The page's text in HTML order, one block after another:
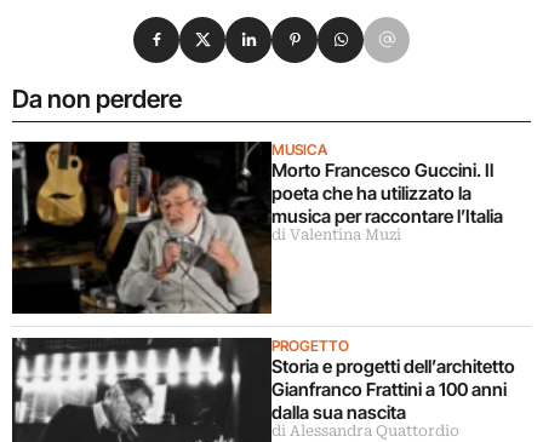
Da non perdere
MUSICA
Morto Francesco Guccini. Il
poeta che ha utilizzato la
musica per raccontare l’Italia
di Valentina Muzi
PROGETTO
Storia e progetti dell’architetto
Gianfranco Frattini a 100 anni
dalla sua nascita
di Alessandra Quattordio
Condividi su Facebook
Condividi su X
Condividi su LinkedIn
Condividi su Pinterest
Condividi su WhatsApp
Condividi su Email